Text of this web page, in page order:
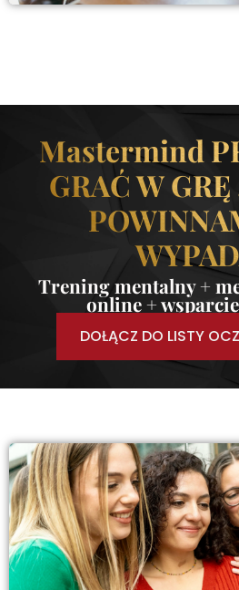
Mastermind
GRAĆ W
Trening mentalny +
online +
DOŁĄCZ DO LISTY